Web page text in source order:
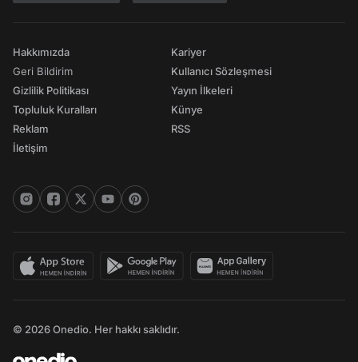
Hakkımızda
Geri Bildirim
Gizlilik Politikası
Topluluk Kuralları
Reklam
İletişim
Kariyer
Kullanıcı Sözleşmesi
Yayın İlkeleri
Künye
RSS
© 2026 Onedio. Her hakkı saklıdır.